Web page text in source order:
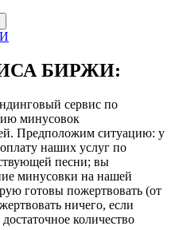
БИРЖИ:
сервис по
минусовок
Предположим ситуацию: у
наших услуг по
песни; вы
минусовки на нашей
готовы пожертвовать (от
ничего, если
количество